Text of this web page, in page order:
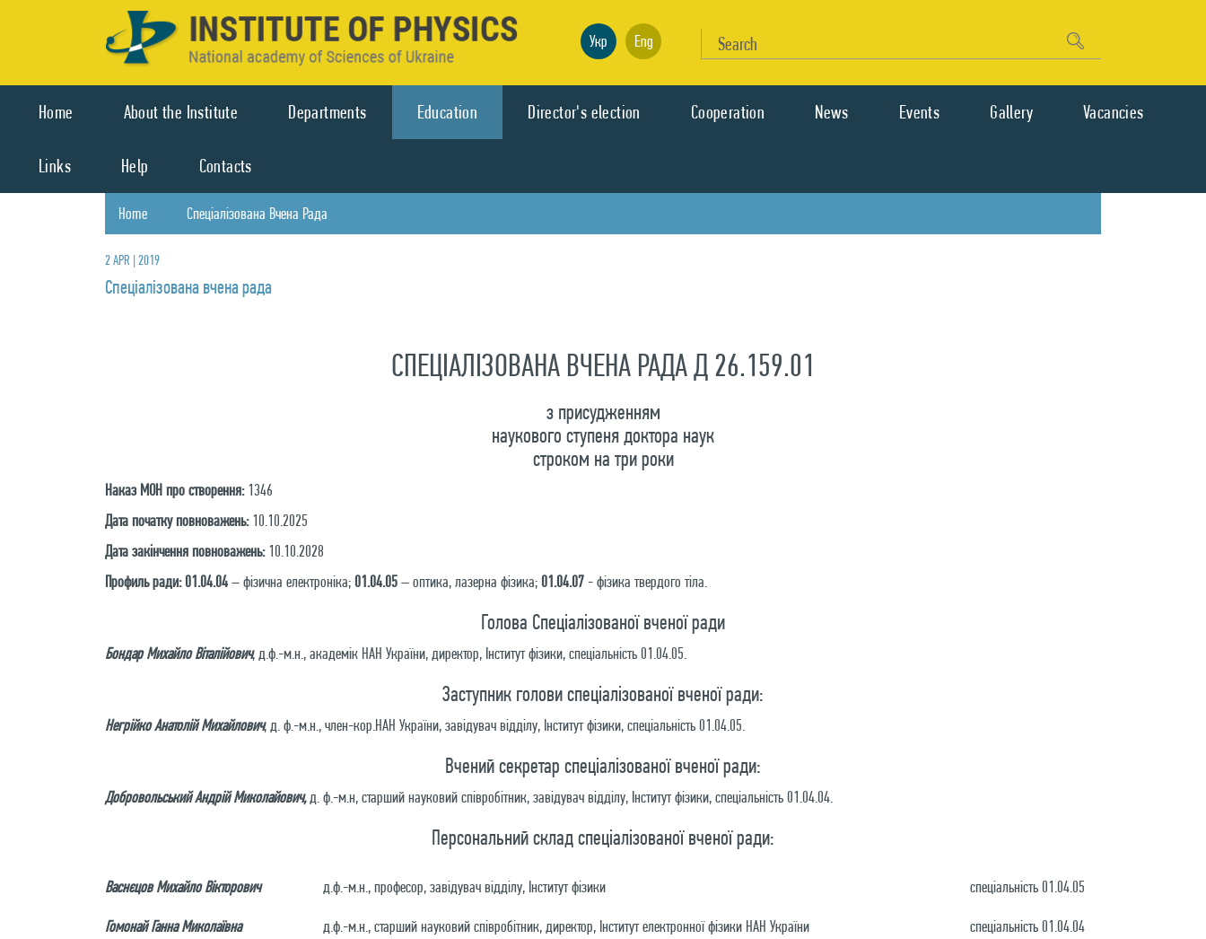
Укр Eng
Home About the Institute Departments Education Director's election Cooperation News Events Gallery Vacancies
Links Help Contacts
Home Спеціалізована Вчена Рада
2 APR | 2019
Спеціалізована вчена рада
СПЕЦІАЛІЗОВАНА ВЧЕНА РАДА Д 26.159.01
з присудженням
наукового ступеня доктора наук
строком на три роки
Наказ МОН про створення:1346
Дата початку повноважень:10.10.2025
Дата закінчення повноважень:10.10.2028
Профиль ради: 01.04.04– фізична електроніка;01.04.05– оптика, лазерна фізика;01.04.07- фізика твердого тіла.
Голова Спеціалізованої вченої ради
Бондар Михайло Віталійович, д.ф.-м.н., академік НАН України, директор, Інститут фізики, спеціальність 01.04.05.
Заступник голови спеціалізованої вченої ради:
Негрійко Анатолій Михайлович, д. ф.-м.н., член-кор.НАН України, завідувач відділу, Інститут фізики, спеціальність 01.04.05.
Вчений секретар спеціалізованої вченої ради:
Добровольський Андрій Миколайович,д. ф.-м.н, старший науковий співробітник, завідувач відділу, Інститут фізики, спеціальність 01.04.04.
Персональний склад спеціалізованої вченої ради:
Васнєцов Михайло Вікторович д.ф.-м.н., професор, завідувач відділу, Інститут фізики спеціальність 01.04.05
Гомонай Ганна Миколаївна д.ф.-м.н., старший науковий співробітник, директор, Інститут електронної фізики НАН України спеціальність 01.04.04